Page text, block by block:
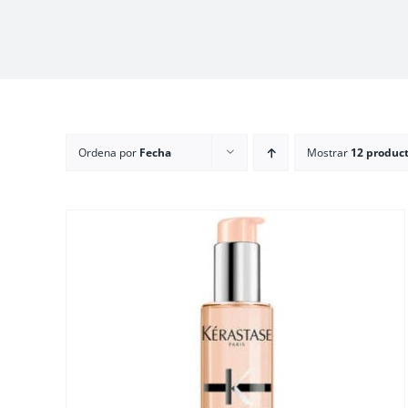
Ordena por Fecha Mostrar 12